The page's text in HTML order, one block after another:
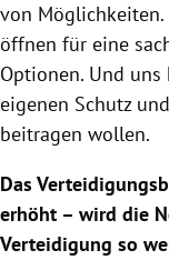
von
öffnen für eine
Optionen. Und
eigenen Schutz
beitragen wollen.
Das
erhöht – wird die
Verteidigung so